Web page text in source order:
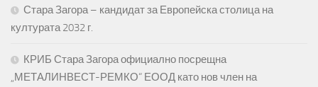
Стара Загора – кандидат за Европейска столица на
културата 2032 г.
КРИБ Стара Загора официално посрещна
„МЕТАЛИНВЕСТ-РЕМКО“ ЕООД като нов член на